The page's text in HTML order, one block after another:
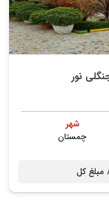
نور
شهر
چمستان
مبلغ کل